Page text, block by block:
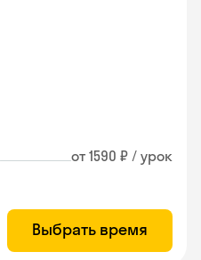
от 1590 ₽ / урок
Выбрать время